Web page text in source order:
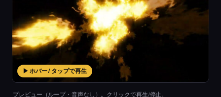
▶ ホバー / タップで再生
プレビュー（ループ・音声なし）。クリックで再生/停止。